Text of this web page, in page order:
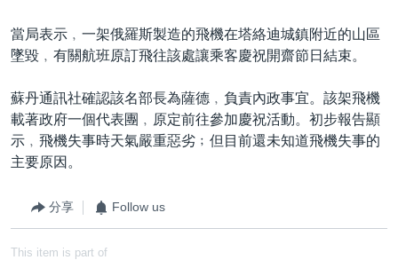
當局表示﹐一架俄羅斯製造的飛機在塔絡迪城鎮附近的山區
墜毀﹐有關航班原訂飛往該處讓乘客慶祝開齋節日結束。
蘇丹通訊社確認該名部長為薩德﹐負責內政事宜。該架飛機
載著政府一個代表團﹐原定前往參加慶祝活動。初步報告顯
示﹐飛機失事時天氣嚴重惡劣﹔但目前還未知道飛機失事的
主要原因。
分享 Follow us
This item is part of